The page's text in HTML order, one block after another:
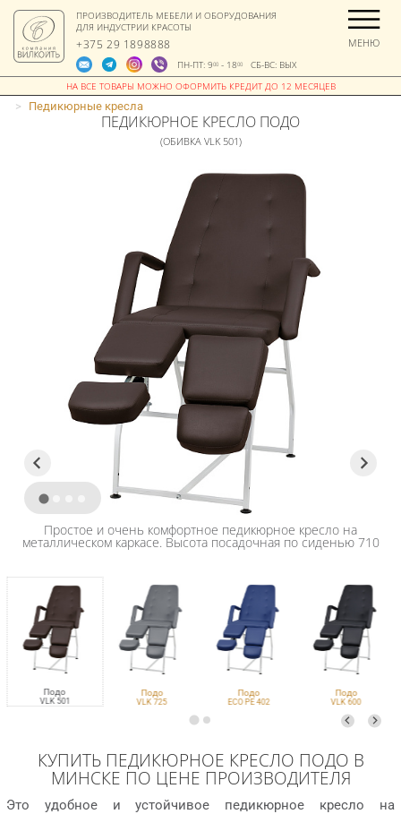
ПРОИЗВОДИТЕЛЬ МЕБЕЛИ И ОБОРУДОВАНИЯ
ДЛЯ ИНДУСТРИИ КРАСОТЫ
+375 29 1898888
ПН-ПТ: 900- 1800СБ-ВС: ВЫХ
МЕНЮ
> Педикюрные кресла
ПЕДИКЮРНОЕ КРЕСЛО ПОДО
(ОБИВКА VLK 501)
Подо
VLK 501
Подо
VLK 725
Подо
ECO PE 402
Подо
VLK 600
Простое и очень комфортное педикюрное кресло на
металлическом каркасе. Высота посадочная по сиденью 710
мм. Максимально допустимая нагрузка на сиденье 150 кг.
КУПИТЬ ПЕДИКЮРНОЕ КРЕСЛО ПОДО В
МИНСКЕ ПО ЦЕНЕ ПРОИЗВОДИТЕЛЯ
Это удобное и устойчивое педикюрное кресло на